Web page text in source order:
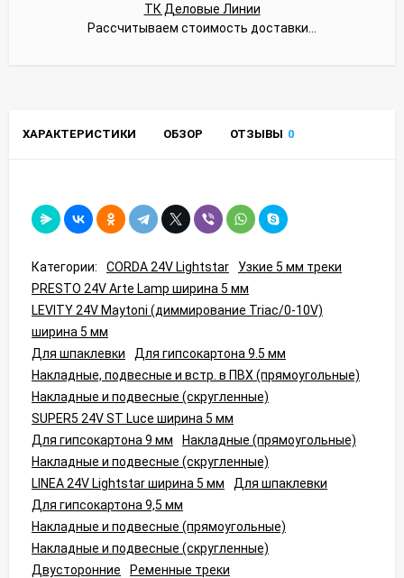
ТК Деловые Линии
Рассчитываем стоимость доставки...
ХАРАКТЕРИСТИКИ ОБЗОР ОТЗЫВЫ 0
Категории: CORDA 24V Lightstar
Узкие 5 мм треки
PRESTO 24V Arte Lamp ширина 5 мм
LEVITY 24V Maytoni (диммирование Triac/0-10V)
ширина 5 мм
Для шпаклевки
Для гипсокартона 9.5 мм
Накладные, подвесные и встр. в ПВХ (прямоугольные)
Накладные и подвесные (скругленные)
SUPER5 24V ST Luce ширина 5 мм
Для гипсокартона 9 мм
Накладные (прямоугольные)
Накладные и подвесные (скругленные)
LINEA 24V Lightstar ширина 5 мм
Для шпаклевки
Для гипсокартона 9,5 мм
Накладные и подвесные (прямоугольные)
Накладные и подвесные (скругленные)
Двусторонние
Ременные треки